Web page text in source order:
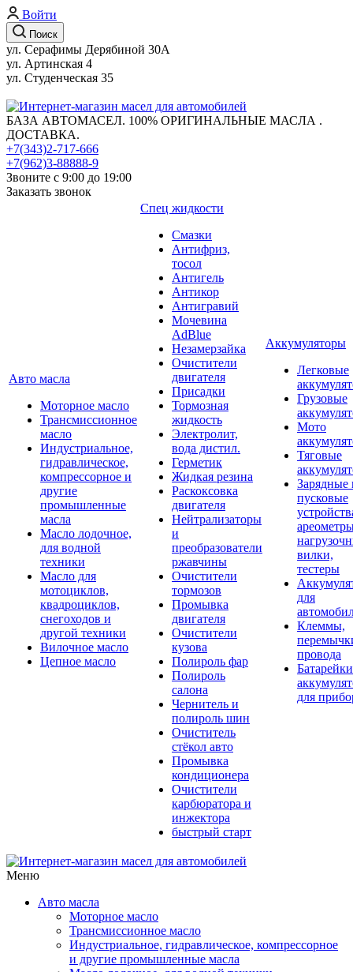
Войти
Поиск
ул. Серафимы Дерябиной 30А
ул. Артинская 4
ул. Студенческая 35
БАЗА АВТОМАСЕЛ. 100% ОРИГИНАЛЬНЫЕ МАСЛА .
ДОСТАВКА.
+7(343)2-717-666
+7(962)3-88888-9
Звоните с 9:00 до 19:00
Заказать звонок
Авто масла
Моторное масло
Трансмиссионное
масло
Индустриальное,
гидравлическое,
компрессорное и
другие
промышленные
масла
Масло лодочное,
для водной
техники
Масло для
мотоциклов,
квадроциклов,
снегоходов и
другой техники
Вилочное масло
Цепное масло
Спец жидкости
Смазки
Антифриз,
тосол
Антигель
Антикор
Антигравий
Мочевина
AdBlue
Незамерзайка
Очистители
двигателя
Присадки
Тормозная
жидкость
Электролит,
вода дистил.
Герметик
Жидкая резина
Раскоксовка
двигателя
Нейтрализаторы
и
преобразователи
ржавчины
Очистители
тормозов
Промывка
двигателя
Очистители
кузова
Полироль фар
Полироль
салона
Чернитель и
полироль шин
Очиститель
стёкол авто
Промывка
кондиционера
Очистители
карбюратора и
инжектора
быстрый старт
Аккумуляторы
Легковые
Грузовые
Мото
Тяговые
Зарядные
пусковые
вилки,
тестеры
для
Клеммы,
провода
для
Меню
Авто масла
Моторное масло
Трансмиссионное масло
Индустриальное, гидравлическое, компрессорное
и другие промышленные масла